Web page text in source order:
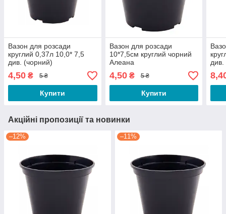
Вазон для розсади
круглий 0,37л 10,0* 7,5
див. (чорний)
4,50 ₴ 5 ₴
Купити
Вазон для розсади
10*7,5см круглий чорний
Алеана
4,50₴ 5 ₴
Купити
див.
Акційні пропозиції та новинки
–12% –11%